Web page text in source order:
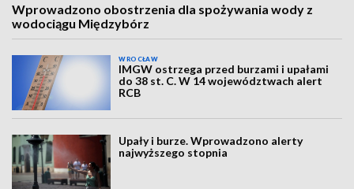
Wprowadzono obostrzenia dla spożywania wody z
wodociągu Międzybórz
WROCŁAW
IMGW ostrzega przed burzami i upałami
do 38 st. C. W 14 województwach alert
RCB
Upały i burze. Wprowadzono alerty
najwyższego stopnia